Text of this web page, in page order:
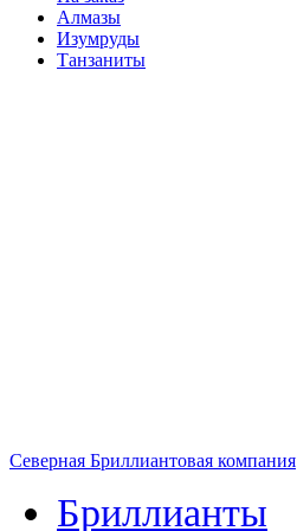
Алмазы
Изумруды
Танзаниты
Северная Бриллиантовая компания
Бриллианты